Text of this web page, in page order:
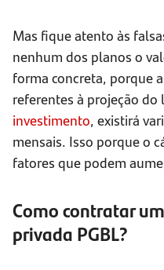
Mas fique atento às
nenhum dos planos o
forma concreta, porque
referentes à projeção
investimento, existirá
mensais. Isso porque o
fatores que podem
Como contratar
privada PGBL?